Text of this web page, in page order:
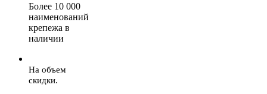
Более 10 000
наименований
крепежа в
наличии
На объем
скидки.